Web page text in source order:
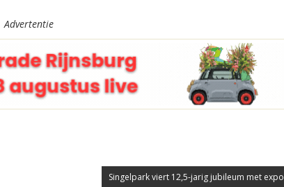
Advertentie
Singelpark viert 12,5-jarig jubileum met